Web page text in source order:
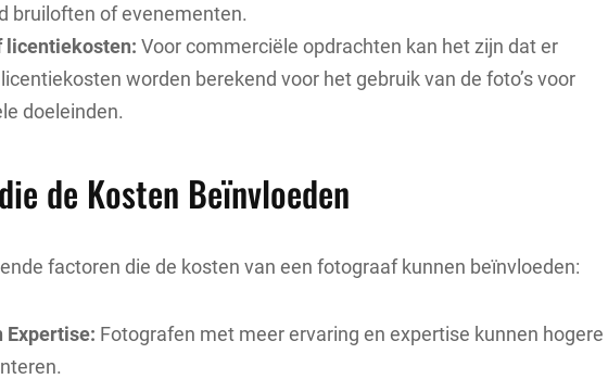
bruiloften of evenementen.
licentiekosten: Voor commerciële opdrachten kan het zijn dat er
worden berekend voor het gebruik van de foto’s voor
doeleinden.
de Kosten Beïnvloeden
factoren die de kosten van een fotograaf kunnen beïnvloeden:
Expertise: Fotografen met meer ervaring en expertise kunnen hogere